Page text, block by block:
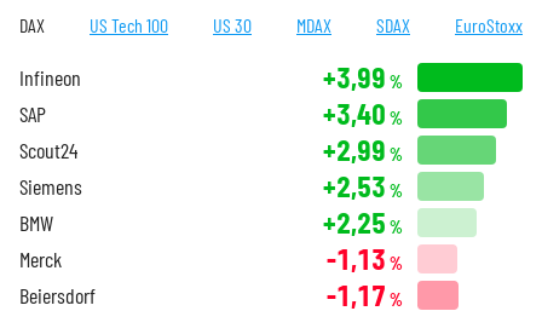
DAX US Tech 100 US 30 MDAX SDAX EuroStoxx
Infineon +3,99 %
SAP +3,40 %
Scout24 +2,99 %
Siemens +2,53 %
BMW +2,25 %
Merck -1,13 %
Beiersdorf -1,17 %